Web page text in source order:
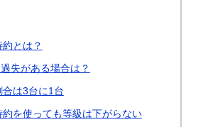
とは？
失がある場合は？
は3台に1台
を使っても等級は下がらない